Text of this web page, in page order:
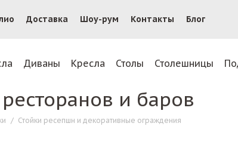
Доставка Шоу-рум Контакты Блог
Диваны Кресла Столы Столешницы
и баров
/ Стойки ресепшн и декоративные ограждения